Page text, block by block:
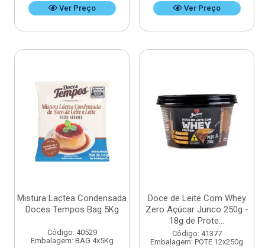
Ver Preço Ver Preço
Mistura Lactea Condensada
Doces Tempos Bag 5Kg
Código: 40529
Embalagem: BAG 4x5Kg
Doce de Leite Com Whey
Zero Açúcar Junco 250g -
18g de Prote...
Código: 41377
Embalagem: POTE 12x250g